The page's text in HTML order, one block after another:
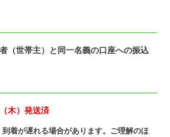
（世帯主）と同一名義の口座への振込
木）発送済
着が遅れる場合があります。 ご理解のほ